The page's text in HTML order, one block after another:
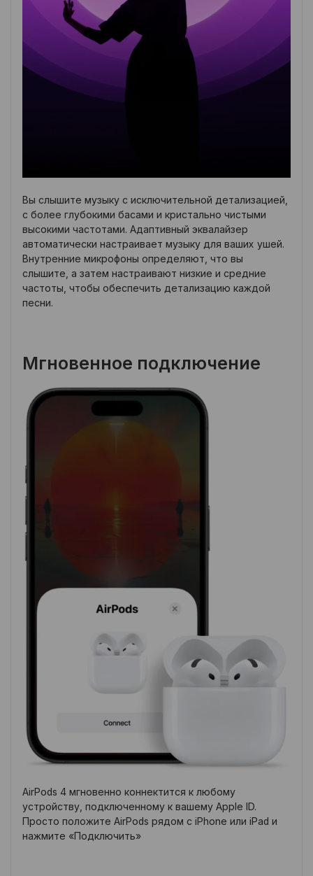
Вы слышите музыку с исключительной детализацией,
с более глубокими басами и кристально чистыми
высокими частотами. Адаптивный эквалайзер
автоматически настраивает музыку для ваших ушей.
Внутренние микрофоны определяют, что вы
слышите, а затем настраивают низкие и средние
частоты, чтобы обеспечить детализацию каждой
песни.
Мгновенное подключение
AirPods 4 мгновенно коннектится к любому
устройству, подключенному к вашему Apple ID.
Просто положите AirPods рядом с iPhone или iPad и
нажмите «Подключить»